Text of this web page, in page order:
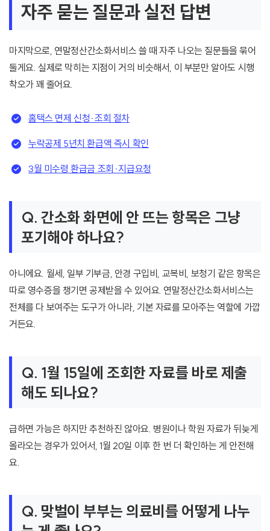
자주 묻는 질문과 실전 답변
마지막으로, 연말정산간소화서비스 쓸 때 자주 나오는 질문들을 묶어
둘게요. 실제로 막히는 지점이 거의 비슷해서, 이 부분만 알아도 시행
착오가 꽤 줄어요.
홈택스 면제 신청·조회 절차
누락공제 5년치 환급액 즉시 확인
3월 미수령 환급금 조회·지급요청
Q. 간소화 화면에 안 뜨는 항목은 그냥
포기해야 하나요?
아니에요. 월세, 일부 기부금, 안경 구입비, 교복비, 보청기 같은 항목은
따로 영수증을 챙기면 공제받을 수 있어요. 연말정산간소화서비스는
전체를 다 보여주는 도구가 아니라, 기본 자료를 모아주는 역할에 가깝
거든요.
Q. 1월 15일에 조회한 자료를 바로 제출
해도 되나요?
급하면 가능은 하지만 추천하진 않아요. 병원이나 학원 자료가 뒤늦게
올라오는 경우가 있어서, 1월 20일 이후 한 번 더 확인하는 게 안전해
요.
Q. 맞벌이 부부는 의료비를 어떻게 나누